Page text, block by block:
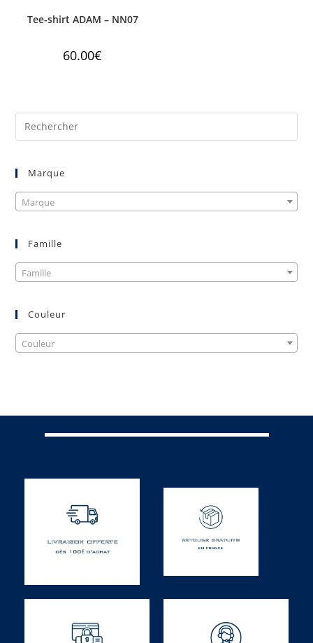
Tee-shirt ADAM – NN07
60.00€
Marque
Marque
Famille
Famille
Couleur
Couleur